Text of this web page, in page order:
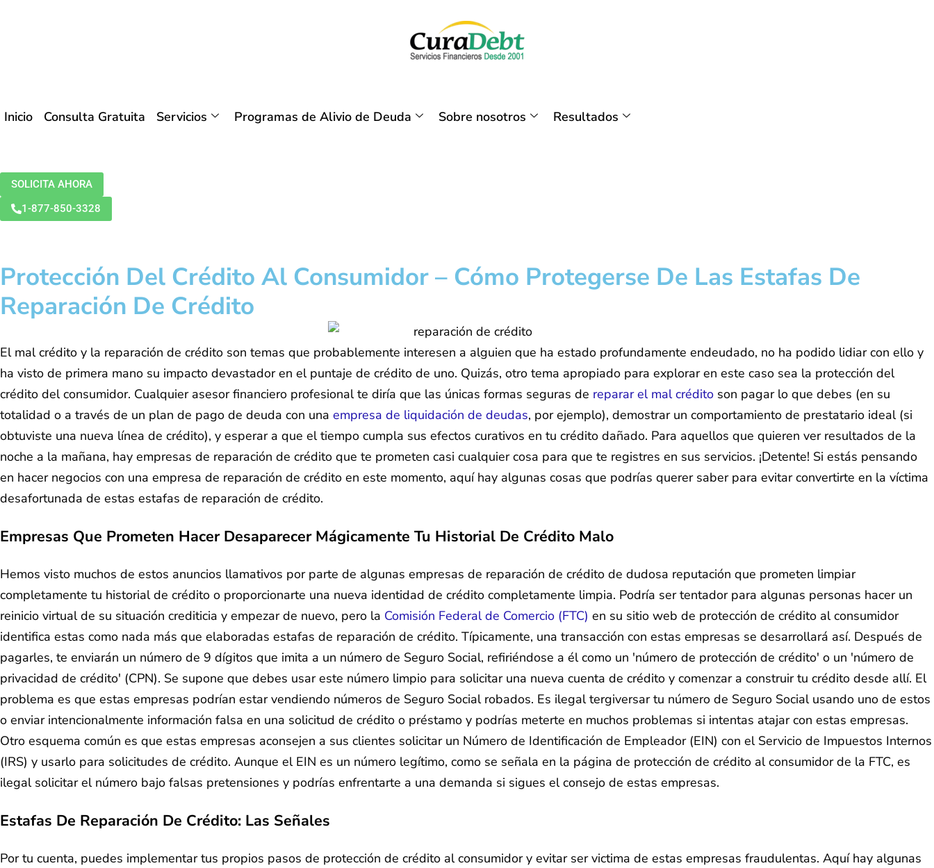
Inicio Consulta Gratuita Servicios Programas de Alivio de Deuda Sobre nosotros Resultados
SOLICITA AHORA
1-877-850-3328
Protección Del Crédito Al Consumidor – Cómo Protegerse De Las Estafas De
Reparación De Crédito
El mal crédito y la reparación de crédito son temas que probablemente interesen a alguien que ha estado profundamente endeudado, no ha podido lidiar con ello y
ha visto de primera mano su impacto devastador en el puntaje de crédito de uno. Quizás, otro tema apropiado para explorar en este caso sea la protección del
crédito del consumidor. Cualquier asesor financiero profesional te diría que las únicas formas seguras de reparar el mal crédito son pagar lo que debes (en su
totalidad o a través de un plan de pago de deuda con una empresa de liquidación de deudas, por ejemplo), demostrar un comportamiento de prestatario ideal (si
obtuviste una nueva línea de crédito), y esperar a que el tiempo cumpla sus efectos curativos en tu crédito dañado. Para aquellos que quieren ver resultados de la
noche a la mañana, hay empresas de reparación de crédito que te prometen casi cualquier cosa para que te registres en sus servicios. ¡Detente! Si estás pensando
en hacer negocios con una empresa de reparación de crédito en este momento, aquí hay algunas cosas que podrías querer saber para evitar convertirte en la víctima
desafortunada de estas estafas de reparación de crédito.
Empresas Que Prometen Hacer Desaparecer Mágicamente Tu Historial De Crédito Malo
Hemos visto muchos de estos anuncios llamativos por parte de algunas empresas de reparación de crédito de dudosa reputación que prometen limpiar
completamente tu historial de crédito o proporcionarte una nueva identidad de crédito completamente limpia. Podría ser tentador para algunas personas hacer un
reinicio virtual de su situación crediticia y empezar de nuevo, pero la Comisión Federal de Comercio (FTC) en su sitio web de protección de crédito al consumidor
identifica estas como nada más que elaboradas estafas de reparación de crédito. Típicamente, una transacción con estas empresas se desarrollará así. Después de
pagarles, te enviarán un número de 9 dígitos que imita a un número de Seguro Social, refiriéndose a él como un 'número de protección de crédito' o un 'número de
privacidad de crédito' (CPN). Se supone que debes usar este número limpio para solicitar una nueva cuenta de crédito y comenzar a construir tu crédito desde allí. El
problema es que estas empresas podrían estar vendiendo números de Seguro Social robados. Es ilegal tergiversar tu número de Seguro Social usando uno de estos
o enviar intencionalmente información falsa en una solicitud de crédito o préstamo y podrías meterte en muchos problemas si intentas atajar con estas empresas.
Otro esquema común es que estas empresas aconsejen a sus clientes solicitar un Número de Identificación de Empleador (EIN) con el Servicio de Impuestos Internos
(IRS) y usarlo para solicitudes de crédito. Aunque el EIN es un número legítimo, como se señala en la página de protección de crédito al consumidor de la FTC, es
ilegal solicitar el número bajo falsas pretensiones y podrías enfrentarte a una demanda si sigues el consejo de estas empresas.
Estafas De Reparación De Crédito: Las Señales
Por tu cuenta, puedes implementar tus propios pasos de protección de crédito al consumidor y evitar ser victima de estas empresas fraudulentas. Aquí hay algunas